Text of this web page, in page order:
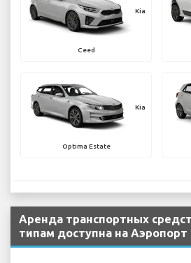
Kia
Ceed
Kia
Optima Estate
Аренда транспортных
типам доступна на Аэропорт